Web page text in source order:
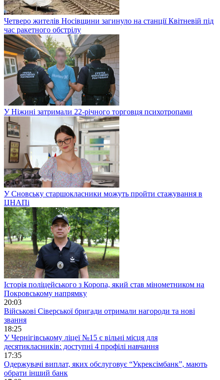
Четверо жителів Носівщини загинуло на станції Квітневій під
час ракетного обстрілу
У Ніжині затримали 22-річного торговця психотропами
У Сновську старшокласники можуть пройти стажування в
ЦНАПі
Історія поліцейського з Коропа, який став мінометником на
Покровському напрямку
20:03
Військові Сіверської бригади отримали нагороди та нові
звання
18:25
У Чернігівському ліцеї №15 є вільні місця для
десятикласників: доступні 4 профілі навчання
17:35
Одержувачі виплат, яких обслуговує “Укрексімбанк”, мають
обрати інший банк